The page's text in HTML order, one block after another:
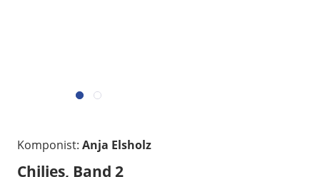
Komponist: Anja Elsholz
Chilies, Band 2